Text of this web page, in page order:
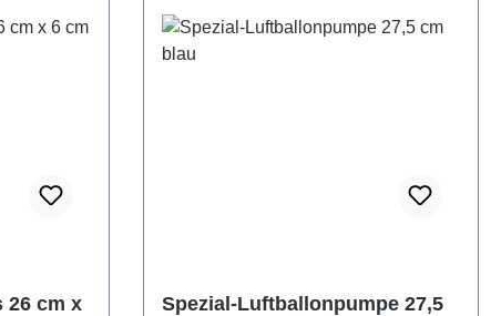
26 cm x
Spezial-Luftballonpumpe 27,5